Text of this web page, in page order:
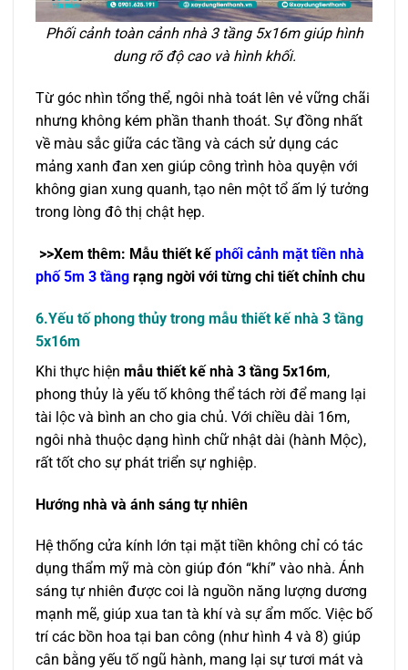
Phối cảnh toàn cảnh nhà 3 tầng 5x16m giúp hình
dung rõ độ cao và hình khối.
Từ góc nhìn tổng thể, ngôi nhà toát lên vẻ vững chãi
nhưng không kém phần thanh thoát. Sự đồng nhất
về màu sắc giữa các tầng và cách sử dụng các
mảng xanh đan xen giúp công trình hòa quyện với
không gian xung quanh, tạo nên một tổ ấm lý tưởng
trong lòng đô thị chật hẹp.
>>Xem thêm: Mẫu thiết kếphối cảnh mặt tiền nhà
phố 5m 3 tầng rạng ngời với từng chi tiết chỉnh chu
6.Yếu tố phong thủy trong mẫu thiết kế nhà 3 tầng
5x16m
Khi thực hiện mẫu thiết kế nhà 3 tầng 5x16m,
phong thủy là yếu tố không thể tách rời để mang lại
tài lộc và bình an cho gia chủ. Với chiều dài 16m,
ngôi nhà thuộc dạng hình chữ nhật dài (hành Mộc),
rất tốt cho sự phát triển sự nghiệp.
Hướng nhà và ánh sáng tự nhiên
Hệ thống cửa kính lớn tại mặt tiền không chỉ có tác
dụng thẩm mỹ mà còn giúp đón “khí” vào nhà. Ánh
sáng tự nhiên được coi là nguồn năng lượng dương
mạnh mẽ, giúp xua tan tà khí và sự ẩm mốc. Việc bố
trí các bồn hoa tại ban công (như hình 4 và 8) giúp
cân bằng yếu tố ngũ hành, mang lại sự tươi mát và